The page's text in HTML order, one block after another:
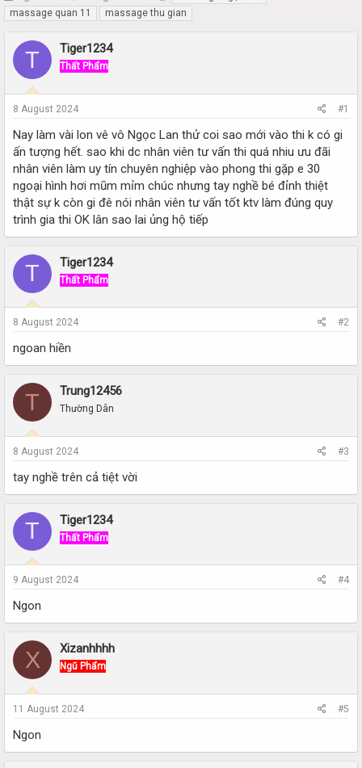
h
r
a
d
t
a
t
e
r
t
a
t
d
t
massage quan 11
massage thu gian
T Tiger1234
Thất Phẩm
8 August 2024 #1
Nay làm vài lon vê vô Ngọc Lan thử coi sao mới vào thi k có gi
ấn tượng hết. sao khi dc nhân viên tư vấn thi quá nhiu ưu đãi
nhân viên làm uy tín chuyên nghiệp vào phong thi gặp e 30
ngoại hình hơi mũm mỉm chúc nhưng tay nghề bé đỉnh thiệt
thật sự k còn gi đê nói nhân viên tư vấn tốt ktv làm đúng quy
trình gia thi OK lân sao lai ủng hộ tiếp
T Tiger1234
Thất Phẩm
8 August 2024 #2
ngoan hiền
T Trung12456
Thường Dân
8 August 2024 #3
tay nghề trên cả tiệt vời
T Tiger1234
Thất Phẩm
9 August 2024 #4
Ngon
X Xizanhhhh
Ngũ Phẩm
11 August 2024 #5
Ngon